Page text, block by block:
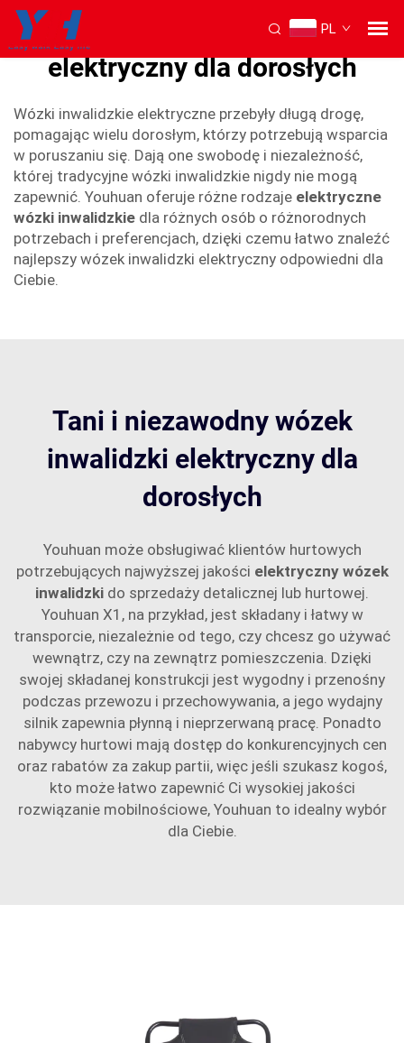
PL
najlepszy wózek inwalidzki
elektryczny dla dorosłych
Wózki inwalidzkie elektryczne przebyły długą drogę,
pomagając wielu dorosłym, którzy potrzebują wsparcia
w poruszaniu się. Dają one swobodę i niezależność,
której tradycyjne wózki inwalidzkie nigdy nie mogą
zapewnić. Youhuan oferuje różne rodzaje elektryczne
wózki inwalidzkie dla różnych osób o różnorodnych
potrzebach i preferencjach, dzięki czemu łatwo znaleźć
najlepszy wózek inwalidzki elektryczny odpowiedni dla
Ciebie.
Tani i niezawodny wózek
inwalidzki elektryczny dla
dorosłych
Youhuan może obsługiwać klientów hurtowych
potrzebujących najwyższej jakości elektryczny wózek
inwalidzki do sprzedaży detalicznej lub hurtowej.
Youhuan X1, na przykład, jest składany i łatwy w
transporcie, niezależnie od tego, czy chcesz go używać
wewnątrz, czy na zewnątrz pomieszczenia. Dzięki
swojej składanej konstrukcji jest wygodny i przenośny
podczas przewozu i przechowywania, a jego wydajny
silnik zapewnia płynną i nieprzerwaną pracę. Ponadto
nabywcy hurtowi mają dostęp do konkurencyjnych cen
oraz rabatów za zakup partii, więc jeśli szukasz kogoś,
kto może łatwo zapewnić Ci wysokiej jakości
rozwiązanie mobilnościowe, Youhuan to idealny wybór
dla Ciebie.